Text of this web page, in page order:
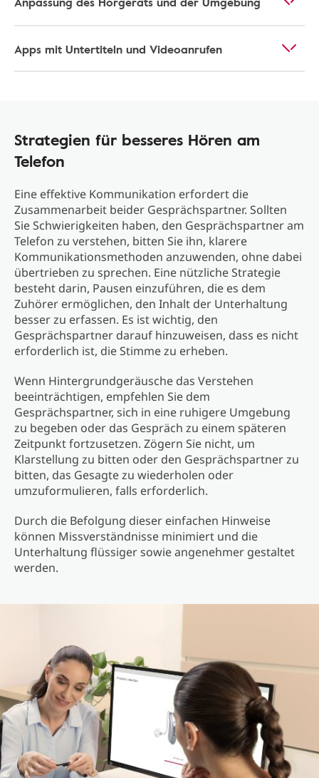
Apps mit Untertiteln und Videoanrufen
Strategien für besseres Hören am
Telefon
Eine effektive Kommunikation erfordert die
Zusammenarbeit beider Gesprächspartner. Sollten
Sie Schwierigkeiten haben, den Gesprächspartner am
Telefon zu verstehen, bitten Sie ihn, klarere
Kommunikationsmethoden anzuwenden, ohne dabei
übertrieben zu sprechen. Eine nützliche Strategie
besteht darin, Pausen einzuführen, die es dem
Zuhörer ermöglichen, den Inhalt der Unterhaltung
besser zu erfassen. Es ist wichtig, den
Gesprächspartner darauf hinzuweisen, dass es nicht
erforderlich ist, die Stimme zu erheben.
Wenn Hintergrundgeräusche das Verstehen
beeinträchtigen, empfehlen Sie dem
Gesprächspartner, sich in eine ruhigere Umgebung
zu begeben oder das Gespräch zu einem späteren
Zeitpunkt fortzusetzen. Zögern Sie nicht, um
Klarstellung zu bitten oder den Gesprächspartner zu
bitten, das Gesagte zu wiederholen oder
umzuformulieren, falls erforderlich.
Durch die Befolgung dieser einfachen Hinweise
können Missverständnisse minimiert und die
Unterhaltung flüssiger sowie angenehmer gestaltet
werden.